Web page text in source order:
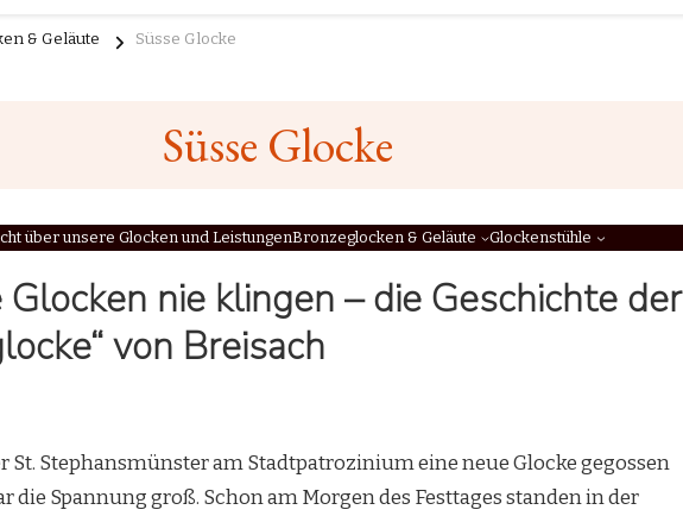
& Geläute Süsse Glocke
Süsse Glocke
über unsere Glocken und LeistungenBronzeglocken & Geläute Glockenstühle
Glocken nie klingen – die Geschichte der
von Breisach
St. Stephansmünster am Stadtpatrozinium eine neue Glocke gegossen
die Spannung groß. Schon am Morgen des Festtages standen in der